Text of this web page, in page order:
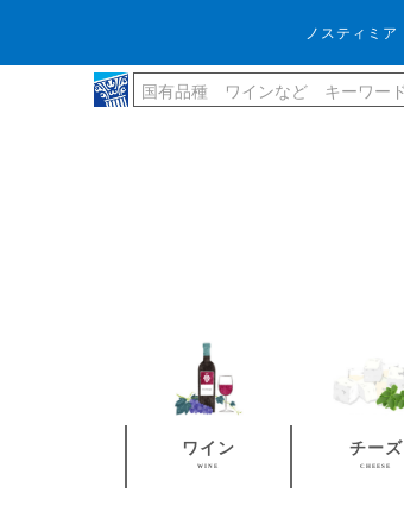
ノスティミア
ワイン
WINE
チーズ
CHEESE